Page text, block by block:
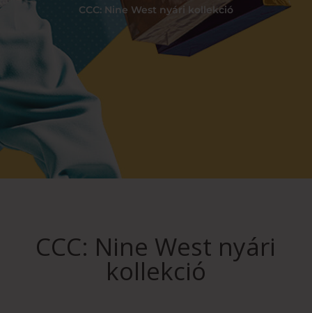
CCC: Nine West nyári kollekció
CCC: Nine West nyári
kollekció